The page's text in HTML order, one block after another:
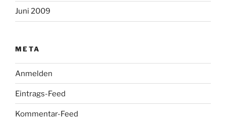
Juni 2009
META
Anmelden
Eintrags-Feed
Kommentar-Feed